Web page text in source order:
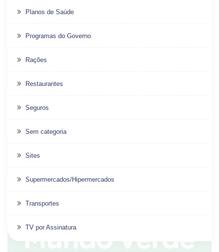
Planos de Saúde
Programas do Governo
Rações
Restaurantes
Seguros
Sem categoria
Sites
Supermercados/Hipermercados
Transportes
TV por Assinatura